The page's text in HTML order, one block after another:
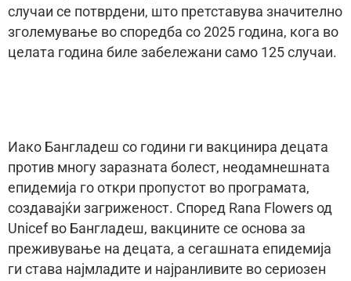
случаи се потврдени, што претставува значително
зголемување во споредба со 2025 година, кога во
целата година биле забележани само 125 случаи.
Иако Бангладеш со години ги вакцинира децата
против многу заразната болест, неодамнешната
епидемија го откри пропустот во програмата,
создавајќи загриженост. Според Rana Flowers од
Unicef во Бангладеш, вакцините се основа за
преживување на децата, а сегашната епидемија
ги става најмладите и најранливите во сериозен